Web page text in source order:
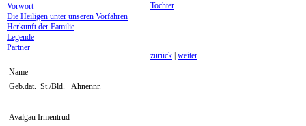
Vorwort
Die Heiligen unter unseren Vorfahren
Herkunft der Familie
Legende
Partner
Name
Geb.dat. St./Bld. Ahnennr.
Avalgau Irmentrud
Tochter
zurück weiter